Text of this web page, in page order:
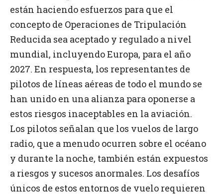
están haciendo esfuerzos para que el
concepto de Operaciones de Tripulación
Reducida sea aceptado y regulado a nivel
mundial, incluyendo Europa, para el año
2027. En respuesta, los representantes de
pilotos de líneas aéreas de todo el mundo se
han unido en una alianza para oponerse a
estos riesgos inaceptables en la aviación.
Los pilotos señalan que los vuelos de largo
radio, que a menudo ocurren sobre el océano
y durante la noche, también están expuestos
a riesgos y sucesos anormales. Los desafíos
únicos de estos entornos de vuelo requieren